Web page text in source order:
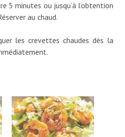
5 minutes ou jusqu’à l’obtention
au chaud.
les crevettes chaudes dès la